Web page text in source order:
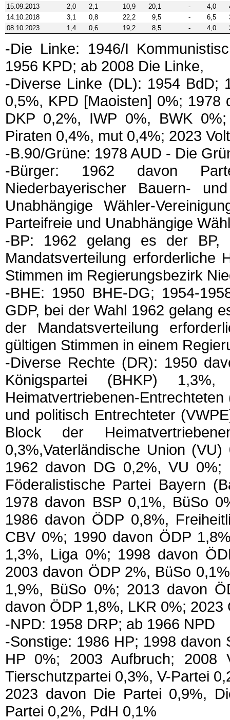
15.09.2013
2,0 2,1 10,9 20,1 - 4,0
14.10.2018
3,1 0,8 22,2 9,5 - 6,5
08.10.2023
1,4 0,6 19,2 8,5 - 4,0
-Die Linke: 1946/I
1956 KPD; ab 2008 Die Linke,
-Diverse Linke (DL): 1954 BdD;
0,5%, KPD [Maoisten] 0%;
DKP 0,2%, IWP 0%, BWK
Piraten 0,4%, mut 0,4%; 2023 Volt
-B.90/Grüne: 1978 AUD - Die
-Bürger: 1962 davon
Niederbayerischer Bauern-
Unabhängige Wähler-
Parteifreie und Unabhängige
-BP: 1962 gelang es der BP,
Mandatsverteilung erforderliche
Stimmen im Regierungsbezirk
-BHE: 1950 BHE-DG; 1954-
GDP, bei der Wahl 1962 gelang
der Mandatsverteilung
gültigen Stimmen in einem
-Diverse Rechte (DR): 1950
Königspartei (BHKP) 1,3%,
Heimatvertriebenen-
und politisch Entrechteter
Block der
0,3%,Vaterländische Union
1962 davon DG 0,2%, VU 0%;
Föderalistische Partei Bayern
1978 davon BSP 0,1%, BüSo
1986 davon ÖDP 0,8%,
CBV 0%; 1990 davon ÖDP
1,3%, Liga 0%; 1998 davon
2003 davon ÖDP 2%, BüSo
1,9%, BüSo 0%; 2013 davon
davon ÖDP 1,8%, LKR 0%; 2023
-NPD: 1958 DRP; ab 1966 NPD
-Sonstige: 1986 HP; 1998 davon
HP 0%; 2003 Aufbruch; 2008
Tierschutzpartei 0,3%, V-Partei
2023 davon Die Partei 0,9%,
Partei 0,2%, PdH 0,1%